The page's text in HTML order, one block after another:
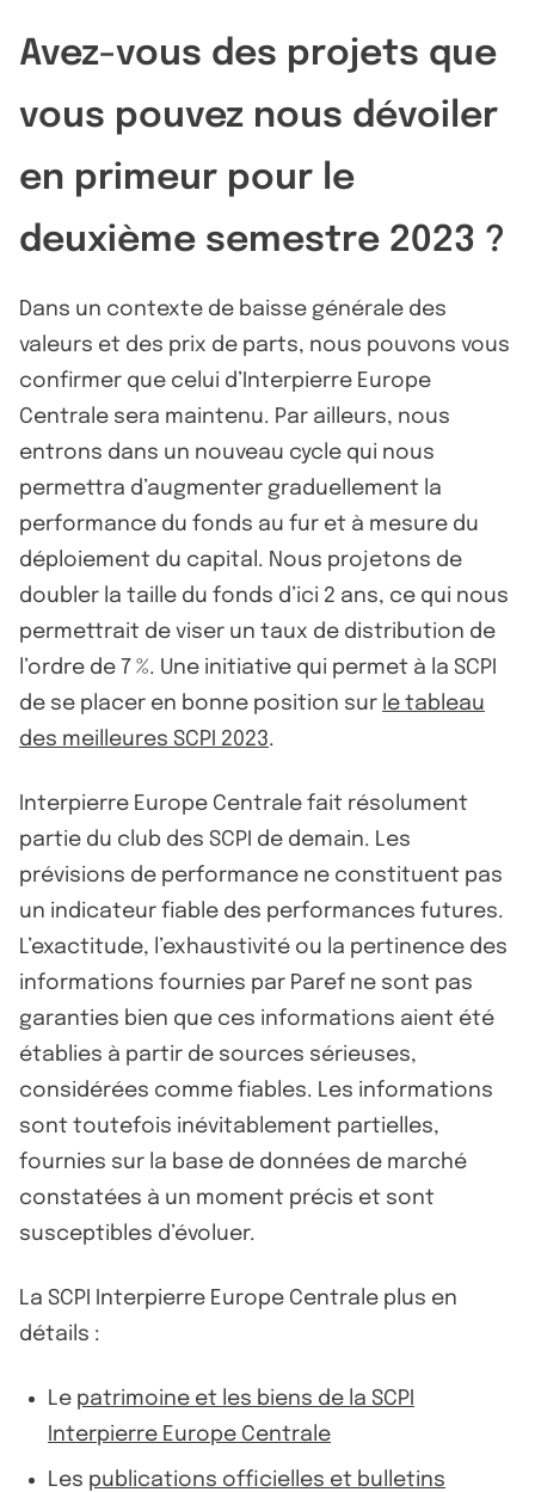
Avez-vous des projets que
vous pouvez nous dévoiler
en primeur pour le
deuxième semestre 2023 ?
Dans un contexte de baisse générale des
valeurs et des prix de parts, nous pouvons vous
confirmer que celui d’Interpierre Europe
Centrale sera maintenu. Par ailleurs, nous
entrons dans un nouveau cycle qui nous
permettra d’augmenter graduellement la
performance du fonds au fur et à mesure du
déploiement du capital. Nous projetons de
doubler la taille du fonds d’ici 2 ans, ce qui nous
permettrait de viser un taux de distribution de
l’ordre de 7 %. Une initiative qui permet à la SCPI
de se placer en bonne position sur le tableau
des meilleures SCPI 2023.
Interpierre Europe Centrale fait résolument
partie du club des SCPI de demain. Les
prévisions de performance ne constituent pas
un indicateur fiable des performances futures.
L’exactitude, l’exhaustivité ou la pertinence des
informations fournies par Paref ne sont pas
garanties bien que ces informations aient été
établies à partir de sources sérieuses,
considérées comme fiables. Les informations
sont toutefois inévitablement partielles,
fournies sur la base de données de marché
constatées à un moment précis et sont
susceptibles d’évoluer.
La SCPI Interpierre Europe Centrale plus en
détails :
Le patrimoine et les biens de la SCPI
Interpierre Europe Centrale
Les publications officielles et bulletins